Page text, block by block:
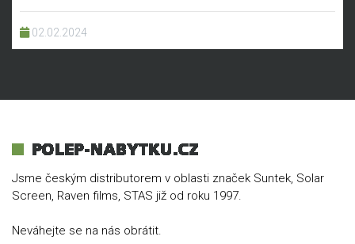
02.02.2024
Jsme českým distributorem v oblasti značek Suntek, Solar
Screen, Raven films, STAS již od roku 1997.
Neváhejte se na nás obrátit.